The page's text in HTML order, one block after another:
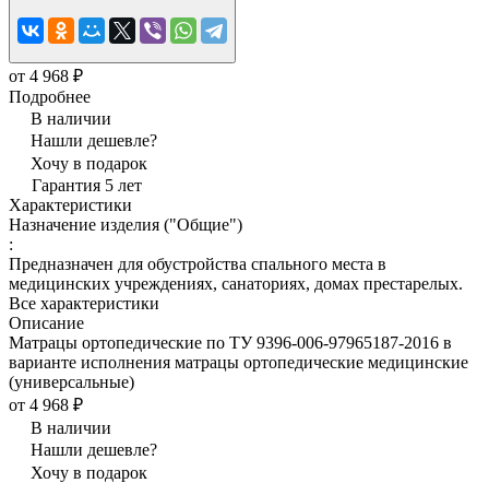
от 4 968 ₽
Подробнее
В наличии
Нашли дешевле?
Хочу в подарок
Гарантия 5 лет
Характеристики
Назначение изделия ("Общие")
:
Предназначен для обустройства спального места в
медицинских учреждениях, санаториях, домах престарелых.
Все характеристики
Описание
Матрацы ортопедические по ТУ 9396-006-97965187-2016 в
варианте исполнения матрацы ортопедические медицинские
(универсальные)
от 4 968 ₽
В наличии
Нашли дешевле?
Хочу в подарок